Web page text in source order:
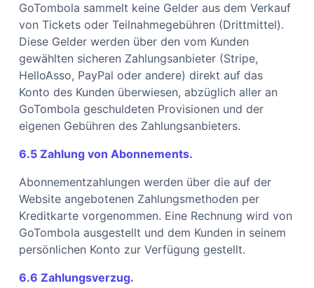
GoTombola sammelt keine Gelder aus dem Verkauf
von Tickets oder Teilnahmegebühren (Drittmittel).
Diese Gelder werden über den vom Kunden
gewählten sicheren Zahlungsanbieter (Stripe,
HelloAsso, PayPal oder andere) direkt auf das
Konto des Kunden überwiesen, abzüglich aller an
GoTombola geschuldeten Provisionen und der
eigenen Gebühren des Zahlungsanbieters.
6.5 Zahlung von Abonnements.
Abonnementzahlungen werden über die auf der
Website angebotenen Zahlungsmethoden per
Kreditkarte vorgenommen. Eine Rechnung wird von
GoTombola ausgestellt und dem Kunden in seinem
persönlichen Konto zur Verfügung gestellt.
6.6 Zahlungsverzug.